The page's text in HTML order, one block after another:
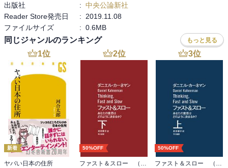
出版社
: 中央公論新社
Reader Store発売日
:
2019.11.08
ファイルサイズ
: 0.6MB
同じジャンルのランキング もっと見る
1位
新着
ヤバい日本の住所
2位
50%OFF
ファスト＆スロー （下）
3位
50%OFF
ファスト＆スロー （上）